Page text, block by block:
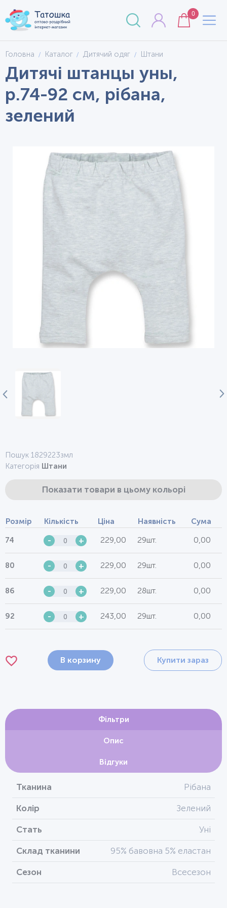
0
Головна Каталог Дитячий одяг Штани
Дитячі штанцы уны,
р.74-92 см, рібана,
зелений
Пошук 1829223змл
Категорія Штани
Показати товари в цьому кольорі
Розмір Кількість Ціна Наявність Сума
74 - + 229,00 29шт. 0,00
80 - + 229,00 29шт. 0,00
86 - + 229,00 28шт. 0,00
92 - + 243,00 29шт. 0,00
В корзину Купити зараз
Фільтри
Опис
Відгуки
Тканина Рібана
Колір Зелений
Стать Уні
Склад тканини 95% бавовна 5% еластан
Сезон Всесезон